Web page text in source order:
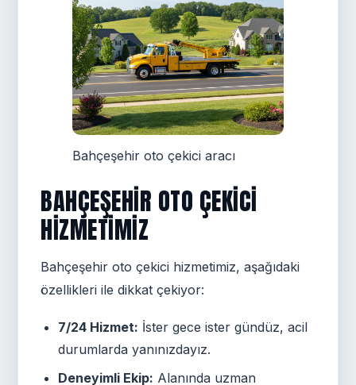
Bahçeşehir oto çekici aracı
BAHÇEŞEHIR OTO ÇEKICI
HIZMETIMIZ
Bahçeşehir oto çekici hizmetimiz, aşağıdaki
özellikleri ile dikkat çekiyor:
7/24 Hizmet: İster gece ister gündüz, acil
durumlarda yanınızdayız.
Deneyimli Ekip: Alanında uzman